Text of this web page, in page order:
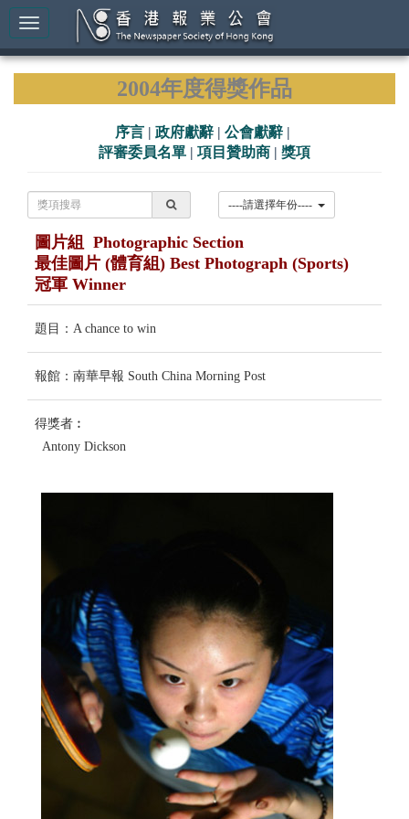
2004年度得獎作品
序言 | 政府獻辭 | 公會獻辭 |
評審委員名單 | 項目贊助商 | 獎項
圖片組 Photographic Section
最佳圖片 (體育組) Best Photograph (Sports)
冠軍 Winner
題目：A chance to win
報館：南華早報 South China Morning Post
得獎者︰
Antony Dickson